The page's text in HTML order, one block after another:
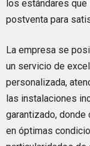
los estándares que
postventa para
La empresa se
un servicio de
personalizada,
las instalaciones
garantizado, donde
en óptimas